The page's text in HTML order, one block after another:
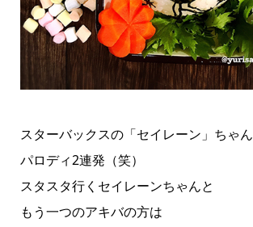
スターバックスの「セイレーン」ちゃん
パロディ2連発（笑）
スタスタ行くセイレーンちゃんと
もう一つのアキバの方は